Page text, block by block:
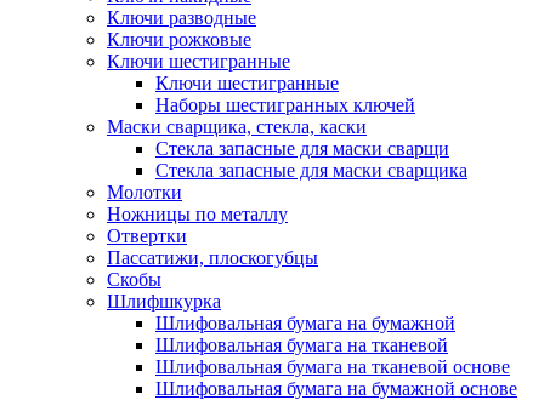
Ключи разводные
Ключи рожковые
Ключи шестигранные
Ключи шестигранные
Наборы шестигранных ключей
Маски сварщика, стекла, каски
Стекла запасные для маски сварщи
Стекла запасные для маски сварщика
Молотки
Ножницы по металлу
Отвертки
Пассатижи, плоскогубцы
Скобы
Шлифшкурка
Шлифовальная бумага на бумажной
Шлифовальная бумага на тканевой
Шлифовальная бумага на тканевой основе
Шлифовальная бумага на бумажной основе